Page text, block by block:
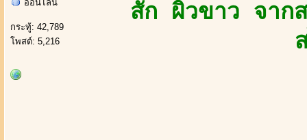
ออนไลน์
กระทู้: 42,789
โพสต์: 5,216
สัก ผิวขาว จาก